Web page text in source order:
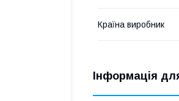
Країна виробник
Інформація